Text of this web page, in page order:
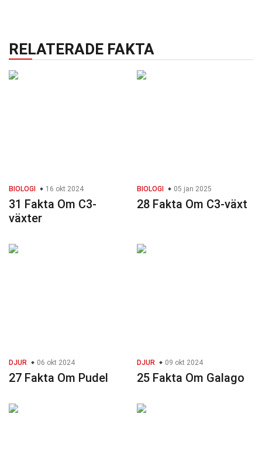
RELATERADE FAKTA
BIOLOGI 16 okt 2024
31 Fakta Om C3-
växter
BIOLOGI 05 jan 2025
28 Fakta Om C3-växt
DJUR 06 okt 2024
27 Fakta Om Pudel
DJUR 09 okt 2024
25 Fakta Om Galago